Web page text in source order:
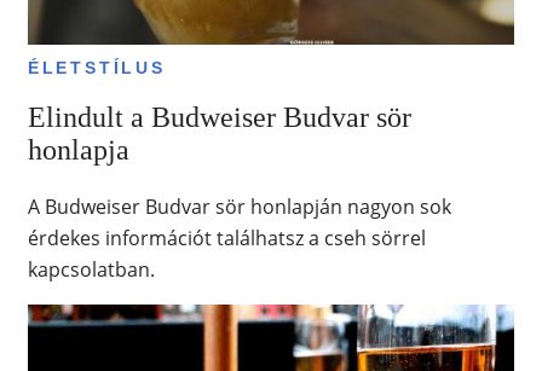
ÉLETSTÍLUS
Elindult a Budweiser Budvar sör
honlapja
A Budweiser Budvar sör honlapján nagyon sok
érdekes információt találhatsz a cseh sörrel
kapcsolatban.